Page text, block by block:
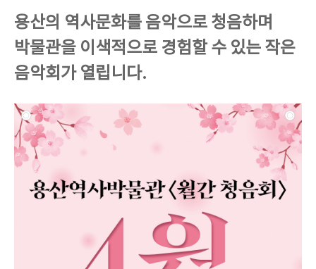
용산의 역사문화를 음악으로 청음하며
박물관을 이색적으로 경험할 수 있는 작은
음악회가 열립니다.